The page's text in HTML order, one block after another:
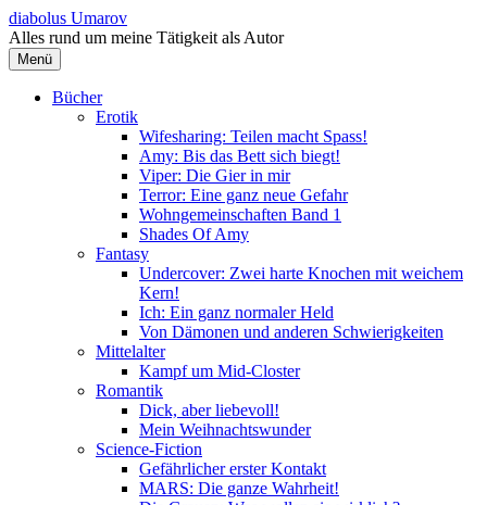
Springe
zum
Inhalt
diabolus Umarov
Alles rund um meine Tätigkeit als Autor
Menü
Bücher
Erotik
Wifesharing: Teilen macht Spass!
Amy: Bis das Bett sich biegt!
Viper: Die Gier in mir
Terror: Eine ganz neue Gefahr
Wohngemeinschaften Band 1
Shades Of Amy
Fantasy
Undercover: Zwei harte Knochen mit weichem
Kern!
Ich: Ein ganz normaler Held
Von Dämonen und anderen Schwierigkeiten
Mittelalter
Kampf um Mid-Closter
Romantik
Dick, aber liebevoll!
Mein Weihnachtswunder
Science-Fiction
Gefährlicher erster Kontakt
MARS: Die ganze Wahrheit!